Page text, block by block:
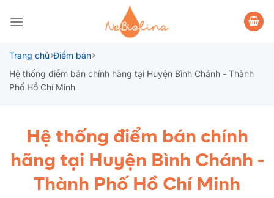
qua
dungTrang chủ Điểm bán
Hệ thống điểm bán chính hãng tại Huyện Bình Chánh - Thành
Phố Hồ Chí Minh
Hệ thống điểm bán chính
hãng tại Huyện Bình Chánh -
Thành Phố Hồ Chí Minh